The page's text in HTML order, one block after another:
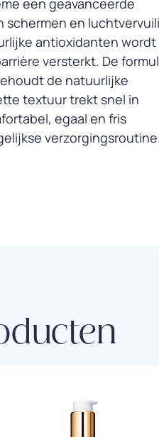
een geavanceerde
schermen en
antioxidanten wordt
versterkt. De
de natuurlijke
textuur trekt snel in
egaal en fris
verzorgingsroutine.